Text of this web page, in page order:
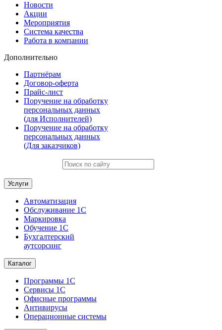
Новости
Акции
Мероприятия
Система качества
Работа в компании
Дополнительно
Партнёрам
Договор-оферта
Прайс-лист
Поручение на обработку
персональных данных
(для Исполнителей)
Поручение на обработку
персональных данных
(Для заказчиков)
Услуги
Автоматизация
Обслуживание 1С
Маркировка
Обучение 1С
Бухгалтерский
аутсорсинг
Каталог
Программы 1С
Сервисы 1С
Офисные программы
Антивирусы
Операционные системы